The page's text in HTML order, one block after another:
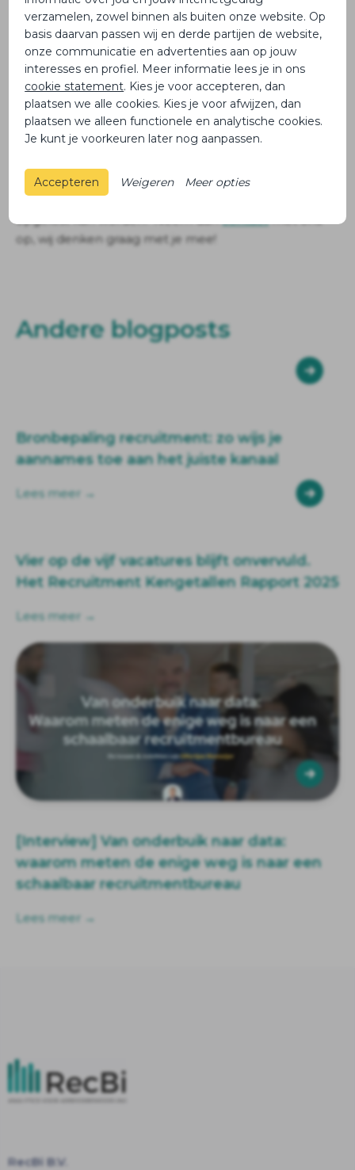
Én de huidige status is X
Het dashboard laat vervolgens alle checks zien en
markeert rood waar één of meerdere dossiers zijn die
niet voldoen. Hij laat dan ook direct zien om welke
dossiers het gaat. Zo wordt controleren en bijsturen
eenvoudig. Voor meer informatie, zie ons
Health Dashboard
Heb je behoefte om even te sparren over hoe dit
probleem het beste binnen jouw organisatie
op, wij denken graag met je mee!
Andere blogposts
Bronbepaling recruitment: zo wijs je
aannames toe aan het juiste kanaal
Lees meer →
Vier op de vijf vacatures blijft onvervuld.
Het Recruitment Kengetallen Rapport 2025
Lees meer →
[Interview] Van onderbuik naar data:
waarom meten de enige weg is naar een
schaalbaar recruitmentbureau
Lees meer →
RecBi B.V.
verzamelen, zowel binnen als buiten onze website. Op
basis daarvan passen wij en derde partijen de website,
onze communicatie en advertenties aan op jouw
interesses en profiel. Meer informatie lees je in ons
cookie statement. Kies je voor accepteren, dan
plaatsen we alle cookies. Kies je voor afwijzen, dan
plaatsen we alleen functionele en analytische cookies.
Je kunt je voorkeuren later nog aanpassen.
Accepteren Weigeren Meer opties